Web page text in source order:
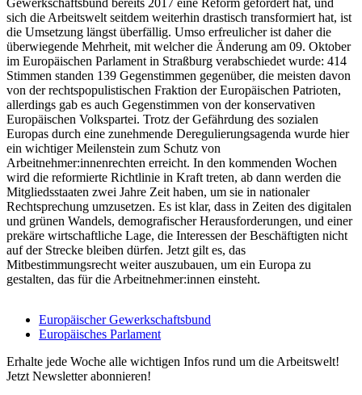
Gewerkschaftsbund bereits 2017 eine Reform gefordert hat, und
sich die Arbeitswelt seitdem weiterhin drastisch transformiert hat, ist
die Umsetzung längst überfällig. Umso erfreulicher ist daher die
überwiegende Mehrheit, mit welcher die Änderung am 09. Oktober
im Europäischen Parlament in Straßburg verabschiedet wurde: 414
Stimmen standen 139 Gegenstimmen gegenüber, die meisten davon
von der rechtspopulistischen Fraktion der Europäischen Patrioten,
allerdings gab es auch Gegenstimmen von der konservativen
Europäischen Volkspartei. Trotz der Gefährdung des sozialen
Europas durch eine zunehmende Deregulierungsagenda wurde hier
ein wichtiger Meilenstein zum Schutz von
Arbeitnehmer:innenrechten erreicht. In den kommenden Wochen
wird die reformierte Richtlinie in Kraft treten, ab dann werden die
Mitgliedsstaaten zwei Jahre Zeit haben, um sie in nationaler
Rechtsprechung umzusetzen. Es ist klar, dass in Zeiten des digitalen
und grünen Wandels, demografischer Herausforderungen, und einer
prekäre wirtschaftliche Lage, die Interessen der Beschäftigten nicht
auf der Strecke bleiben dürfen. Jetzt gilt es, das
Mitbestimmungsrecht weiter auszubauen, um ein Europa zu
gestalten, das für die Arbeitnehmer:innen einsteht.
Europäischer Gewerkschaftsbund
Europäisches Parlament
Erhalte jede Woche alle wichtigen Infos rund um die Arbeitswelt!
Jetzt Newsletter abonnieren!